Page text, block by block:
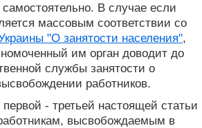
самостоятельно. В случае если
массовым соответствии со
"О занятости населения",
им орган доводит до
службы занятости о
работников.
- третьей настоящей статьи
высвобождаемым в